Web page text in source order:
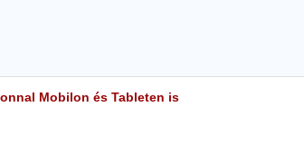
Mobilon és Tableten is